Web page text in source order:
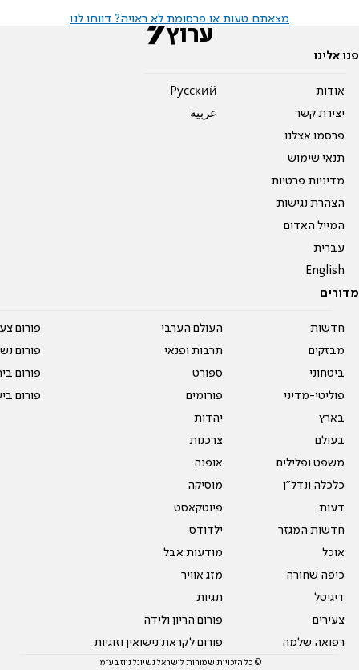
מצאתם טעות או פרסומת לא ראויה? דווחו לנו
פנו אלינו
אודות
יצירת קשר
פרסמו אצלנו
תנאי שימוש
מדיניות פרטיות
הצהרת נגישות
המייל האדום
עברית
English
Pусский
عربية
מדורים
חדשות
מבזקים
ביטחוני
פוליטי-מדיני
בארץ
בעולם
משפט ופלילים
כלכלה ונדל"ן
דעות
חדשות המגזר
אוכל
כיפה שחורה
דיגיטל
צעירים
רפואה שלמה
העולם הערבי
תרבות ופנאי
ספורט
פורומים
יהדות
צרכנות
אופנה
מוסיקה
פיוטקאסט
ילדודס
מודעות אבל
מזג אוויר
תגיות
פורום הריון ולידה
פורום לקראת נישואין וזוגיות
פורום
פורום
פורום
פורום
© כל הזכויות שמורות לישראל נשיונל ניוז בע"מ.